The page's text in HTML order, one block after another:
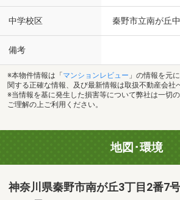
中学校区 秦野市立南が丘
備考
※本物件情報は「 マンションレビュー 」の情報を元
関する正確な情報、及び最新情報は取扱不動産会社
※当情報を基に発生した損害等について弊社は一切
ご理解の上ご利用ください。
地図･環境
神奈川県秦野市南が丘3丁目2番7